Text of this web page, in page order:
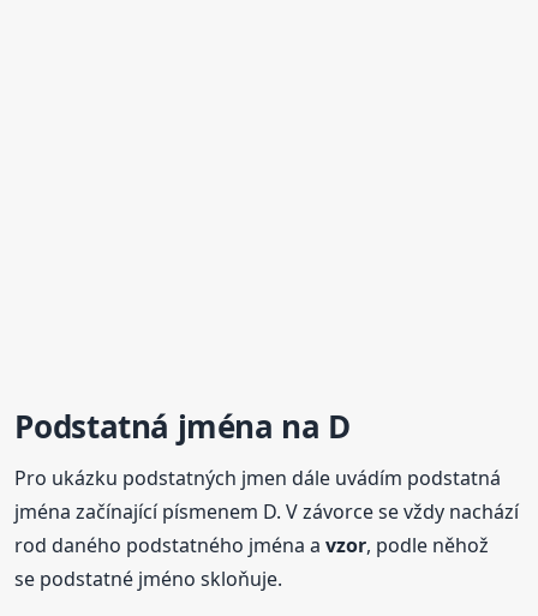
Podstatná jména na D
Pro ukázku podstatných jmen dále uvádím podstatná
jména začínající písmenem D. V závorce se vždy nachází
rod daného podstatného jména avzor, podle něhož
se podstatné jméno skloňuje.